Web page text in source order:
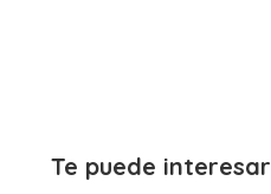
Te puede interesar